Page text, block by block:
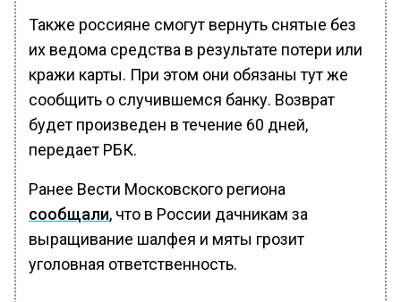
Также россияне смогут вернуть снятые без
их ведома средства в результате потери или
кражи карты. При этом они обязаны тут же
сообщить о случившемся банку. Возврат
будет произведен в течение 60 дней,
передает РБК.
Ранее Вести Московского региона
сообщали, что в России дачникам за
выращивание шалфея и мяты грозит
уголовная ответственность.